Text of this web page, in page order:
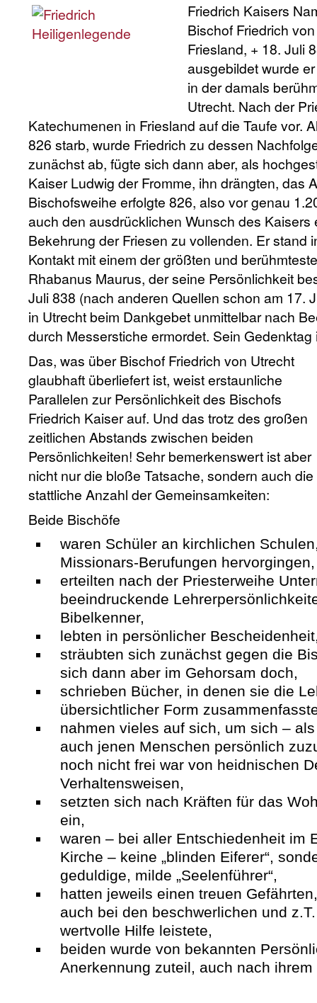
Friedrich Kaisers
Bischof Friedrich
Friesland, + 18. Juli
ausgebildet wurde
in der damals
Utrecht. Nach der
Katechumenen in Friesland auf die Taufe vor.
826 starb, wurde Friedrich zu dessen
zunächst ab, fügte sich dann aber, als
Kaiser Ludwig der Fromme, ihn drängten, das
Bischofsweihe erfolgte 826, also vor genau
auch den ausdrücklichen Wunsch des Kaisers
Bekehrung der Friesen zu vollenden. Er stand
Kontakt mit einem der größten und
Rhabanus Maurus, der seine Persönlichkeit
Juli 838 (nach anderen Quellen schon am 17.
in Utrecht beim Dankgebet unmittelbar nach
durch Messerstiche ermordet. Sein
Das, was über Bischof Friedrich von Utrecht
glaubhaft überliefert ist, weist erstaunliche
Parallelen zur Persönlichkeit des Bischofs
Friedrich Kaiser auf. Und das trotz des großen
zeitlichen Abstands zwischen beiden
Persönlichkeiten! Sehr bemerkenswert ist aber
nicht nur die bloße Tatsache, sondern auch die
stattliche Anzahl der Gemeinsamkeiten:
Beide Bischöfe
waren Schüler an kirchlichen
Missionars-Berufungen hervorgingen,
erteilten nach der Priesterweihe
beeindruckende
Bibelkenner,
lebten in persönlicher
sträubten sich zunächst gegen die
sich dann aber im Gehorsam doch,
schrieben Bücher, in denen sie die
übersichtlicher Form
nahmen vieles auf sich, um sich –
auch jenen Menschen persönlich
noch nicht frei war von heidnischen
Verhaltensweisen,
setzten sich nach Kräften für das
ein,
waren – bei aller Entschiedenheit im
Kirche – keine „blinden Eiferer“,
geduldige, milde „Seelenführer“,
hatten jeweils einen treuen
auch bei den beschwerlichen und
wertvolle Hilfe leistete,
beiden wurde von bekannten
Anerkennung zuteil, auch nach ihrem